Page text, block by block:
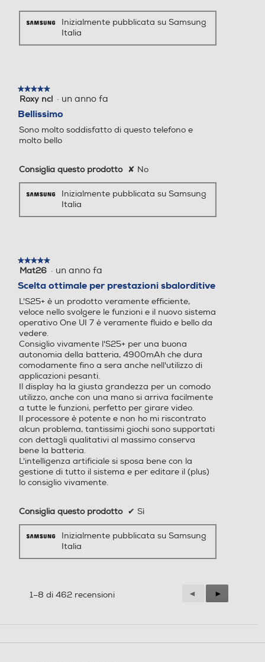
Play Video
Riepiloghi
della tua
giornata
Ricevi riepiloghi personalizzati
durante tutta la giornata dal
nuovissimo Now Brief.Inizia la
aspetta, controllando ad esempio il
USB Type-C 3.2 Bluetooth
5.4 Wi-Fi 7 802.11a/b/g/n/
ac/ax/be 2.4GHz+5GHz+6G
Galileo, QZSS Wi-Fi Direct™
UWB (6 - 8.5 GHz) NFC An
droid auto Supporto nanoS
1 + eSIM / Dual eSIM) 5G D
ownlink 4.66 Gbps, Uplink
DL 2000 Mbps, Cat. 18 UL
200 Mbps
Presenza AI
Comandi vocali
Viva voce Viva voce
Vibrazione Vibrazione
Altre funzioni
Always On Display Galaxy
AI: Assistente chiamata, As
sistente alla scrittura, Inter
prete, Assistente note, Assi
nte web, Assistente foto, A
ssistente al disegno, Regol
a audio, Sfondo Ambiente f
oto, Now Brief, Assistente
alla salute Riconoscimento
Area Personale, Wi-Fi Prot
Altre funzioni
Inizialmente pubblicata su Samsung
Italia
★★★★★
★★★★★
5
5
stelle.
Roxy ncl · un anno fa
Bellissimo
Sono molto soddisfatto di questo telefono e
molto bello
Consiglia questo prodotto ✘ No
Inizialmente pubblicata su Samsung
Italia
★★★★★
★★★★★
5
5
stelle.
Mat26 · un anno fa
Scelta ottimale per prestazioni sbalorditive
L'S25+ è un prodotto veramente efficiente,
veloce nello svolgere le funzioni e il nuovo sistema
operativo One UI 7 è veramente fluido e bello da
vedere.
Consiglio vivamente l'S25+ per una buona
autonomia della batteria, 4900mAh che dura
comodamente fino a sera anche nell'utilizzo di
applicazioni pesanti.
Il display ha la giusta grandezza per un comodo
utilizzo, anche con una mano si arriva facilmente
a tutte le funzioni, perfetto per girare video.
Il processore è potente e non ho mi riscontrato
alcun problema, tantissimi giochi sono supportati
con dettagli qualitativi al massimo conserva
bene la batteria.
L'intelligenza artificiale si sposa bene con la
gestione di tutto il sistema e per editare il (plus)
lo consiglio vivamente.
Consiglia questo prodotto ✔ Sì
Inizialmente pubblicata su Samsung
Italia
1–8 di 462 recensioni
Precedente
Reviews
◄
Successiva
Reviews
►